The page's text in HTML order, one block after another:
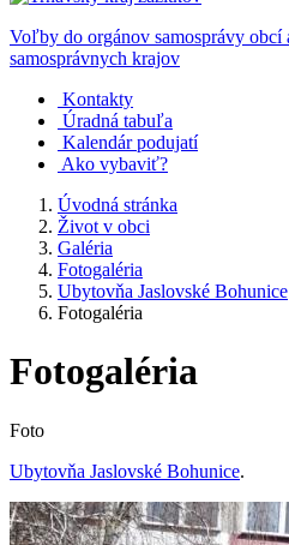
Voľby do orgánov samosprávy
samosprávnych krajov
Kontakty
Úradná tabuľa
Kalendár podujatí
Ako vybaviť?
Úvodná stránka
Život v obci
Galéria
Fotogaléria
Ubytovňa Jaslovské Bohunice
Fotogaléria
Fotogaléria
Foto
Ubytovňa Jaslovské Bohunice.